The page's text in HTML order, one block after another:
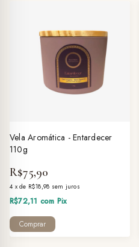
Vela Aromática - Entardecer
110g
R$75,90
4 x de R$18,98 sem juros
R$72,11 com Pix